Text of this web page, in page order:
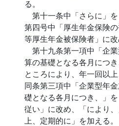
る。
第十一条中「さらに」
第四号中「厚生年金保険
等厚生年金被保険者」に改
第十九条第一項中「企
算の基礎となる各月につ
ところにより、年一回以
同条第三項中「企業型年
礎となる各月につき、」
従い」に改め、「により
上、定期的に」を加える。